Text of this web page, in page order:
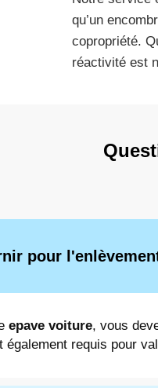
qu’un
copropriété.
réactivité est
pour
epave voiture, vous
requis pour